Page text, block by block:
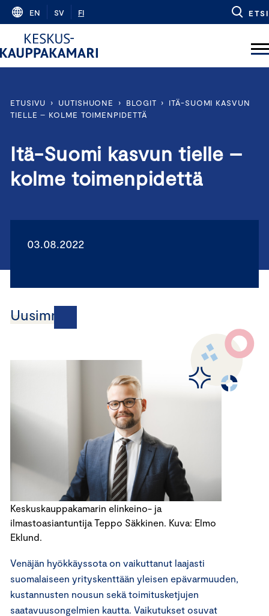
Skip
content
EN SV FI ETSI
ETUSIVU › UUTISHUONE › BLOGIT ›
ITÄ-SUOMI KASVUN
TIELLE – KOLME TOIMENPIDETTÄ
Itä-Suomi kasvun tielle –
kolme toimenpidettä
03.08.2022
Uusimmat
Keskuskauppakamarin elinkeino- ja
ilmastoasiantuntija Teppo Säkkinen. Kuva: Elmo
Eklund.
Venäjän hyökkäyssota on vaikuttanut laajasti
suomalaiseen yrityskenttään yleisen epävarmuuden,
kustannusten nousun sekä toimitusketjujen
saatavuusongelmien kautta. Vaikutukset osuvat